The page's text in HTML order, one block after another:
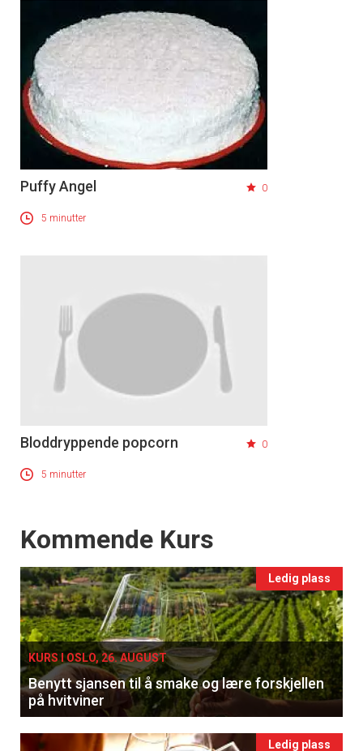
Få ukentlige nyhetsbrev fra
Apéritif
Vi tilbyr flere ukentlige nyhetsbrev. Du
kan fritt velge hvilke du ønsker å få
tilsendt.
Puffy Angel 0
5 minutter
Bloddryppende popcorn 0
5 minutter
Events
Kommende Kurs
Ledig plass
KURS I OSLO, 26. AUGUST
Benytt sjansen til å smake og lære forskjellen
på hvitviner
Ledig plass